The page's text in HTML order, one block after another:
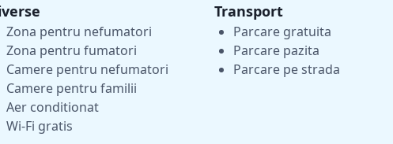
Zona pentru nefumatori
Zona pentru fumatori
Camere pentru nefumatori
Camere pentru familii
Aer conditionat
Wi-Fi gratis
Transport
Parcare gratuita
Parcare pazita
Parcare pe strada